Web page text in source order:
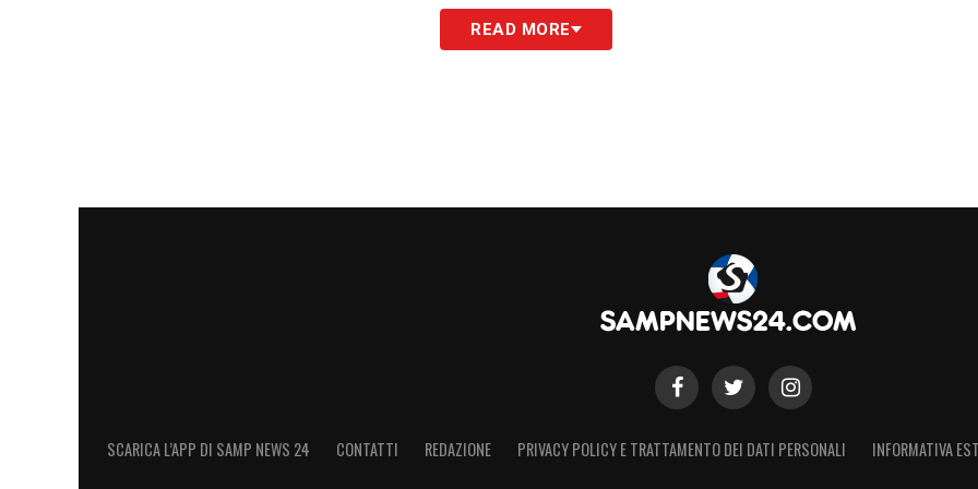
LA PLAYLIST DELLE NOSTRE TOP NEWS
READ MORE
SCARICA L’APP DI SAMP NEWS 24 CONTATTI REDAZIONE PRIVACY POLICY E TRATTAMENTO DEI DATI PERSONALI INFORMATIVA